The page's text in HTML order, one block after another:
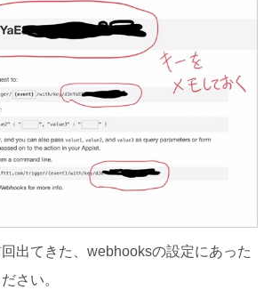
出てきた、webhooksの設定にあった
さい。